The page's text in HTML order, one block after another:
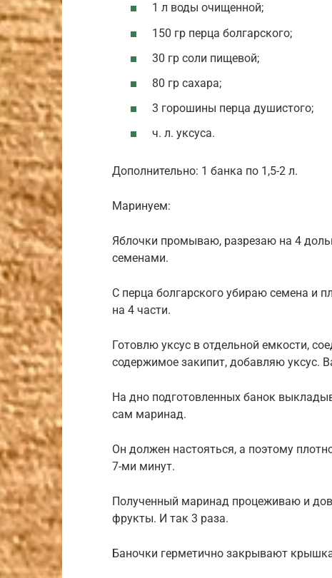
1 л воды очищенной;
150 гр перца болгарского;
30 гр соли пищевой;
80 гр сахара;
3 горошины перца душистого;
ч. л. уксуса.
Дополнительно: 1 банка по 1,5-2 л.
Маринуем:
Яблочки промываю, разрезаю на 4
семенами.
С перца болгарского убираю семена и
на 4 части.
Готовлю уксус в отдельной емкости,
содержимое закипит, добавляю уксус.
На дно подготовленных банок
сам маринад.
Он должен настояться, а поэтому
7-ми минут.
Полученный маринад процеживаю и
фрукты. И так 3 раза.
Баночки герметично закрывают